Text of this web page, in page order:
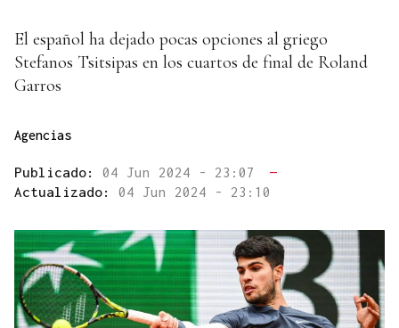
El español ha dejado pocas opciones al griego
Stefanos Tsitsipas en los cuartos de final de Roland
Garros
Agencias
Publicado: 04 Jun 2024 - 23:07
—
Actualizado: 04 Jun 2024 - 23:10